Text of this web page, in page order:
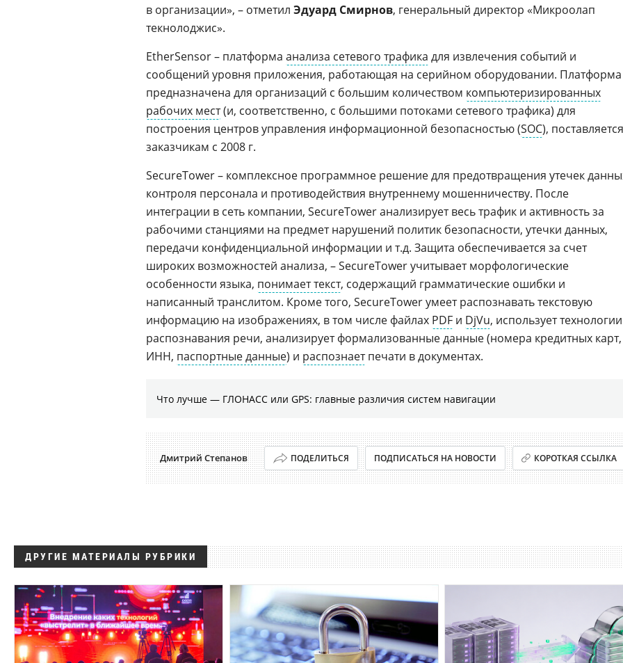
в организации», – отметил Эдуард Смирнов, генеральный директор «Микроолап
текнолоджис».
EtherSensor – платформа анализа сетевого трафика для извлечения событий и
сообщений уровня приложения, работающая на серийном оборудовании. Платформа
предназначена для организаций с большим количеством компьютеризированных
рабочих мест(и, соответственно, с большими потоками сетевого трафика) для
построения центров управления информационной безопасностью (SOC), поставляется
заказчикам с 2008 г.
SecureTower – комплексное программное решение для предотвращения утечек
контроля персонала и противодействия внутреннему мошенничеству. После
интеграции в сеть компании, SecureTower анализирует весь трафик и активность за
рабочими станциями на предмет нарушений политик безопасности, утечки данных,
передачи конфиденциальной информации и т.д. Защита обеспечивается за счет
широких возможностей анализа, – SecureTower учитывает морфологические
особенности языка, понимает текст, содержащий грамматические ошибки и
написанный транслитом. Кроме того, SecureTower умеет распознавать текстовую
информацию на изображениях, в том числе файлах PDF и DjVu, использует технологии
распознавания речи, анализирует формализованные данные (номера кредитных карт,
ИНН, паспортные данные) и распознаетпечати в документах.
Что лучше — ГЛОНАСС или GPS: главные различия систем навигации
Дмитрий Степанов ПОДЕЛИТЬСЯ ПОДПИСАТЬСЯ НА НОВОСТИ КОРОТКАЯ ССЫЛКА
ДРУГИЕ МАТЕРИАЛЫ РУБРИКИ